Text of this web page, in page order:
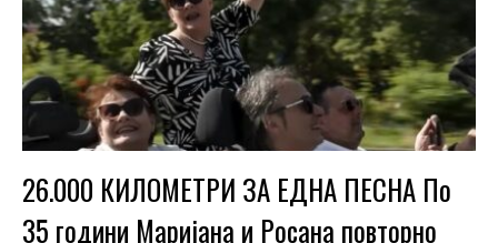
26.000 КИЛОМЕТРИ ЗА ЕДНА ПЕСНА По
35 години Маријана и Росана повторно